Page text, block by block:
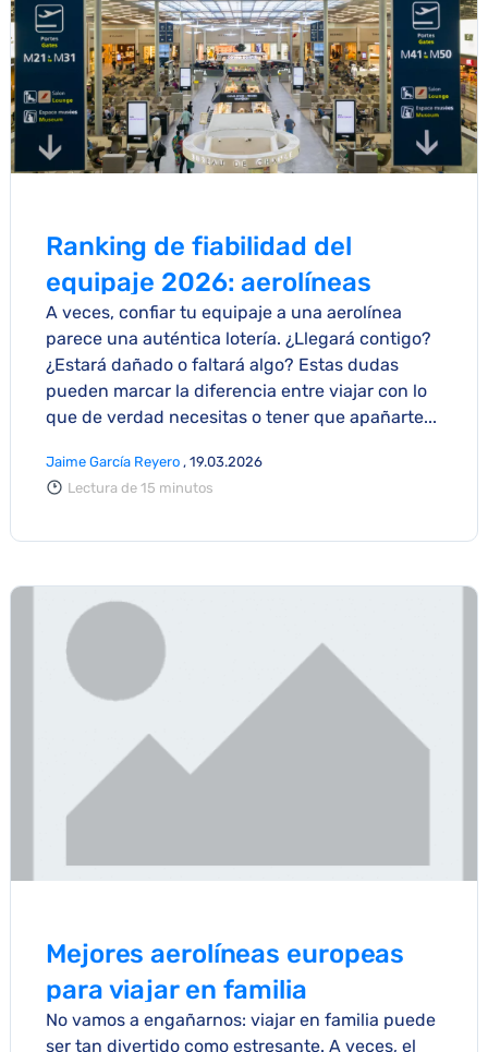
Ranking de fiabilidad del
equipaje 2026: aerolíneas
británicas y europeas
A veces, confiar tu equipaje a una aerolínea
parece una auténtica lotería. ¿Llegará contigo?
¿Estará dañado o faltará algo? Estas dudas
pueden marcar la diferencia entre viajar con lo
que de verdad necesitas o tener que apañarte...
Jaime García Reyero , 19.03.2026
Lectura de 15 minutos
Mejores aerolíneas europeas
para viajar en familia
No vamos a engañarnos: viajar en familia puede
ser tan divertido como estresante. A veces, el